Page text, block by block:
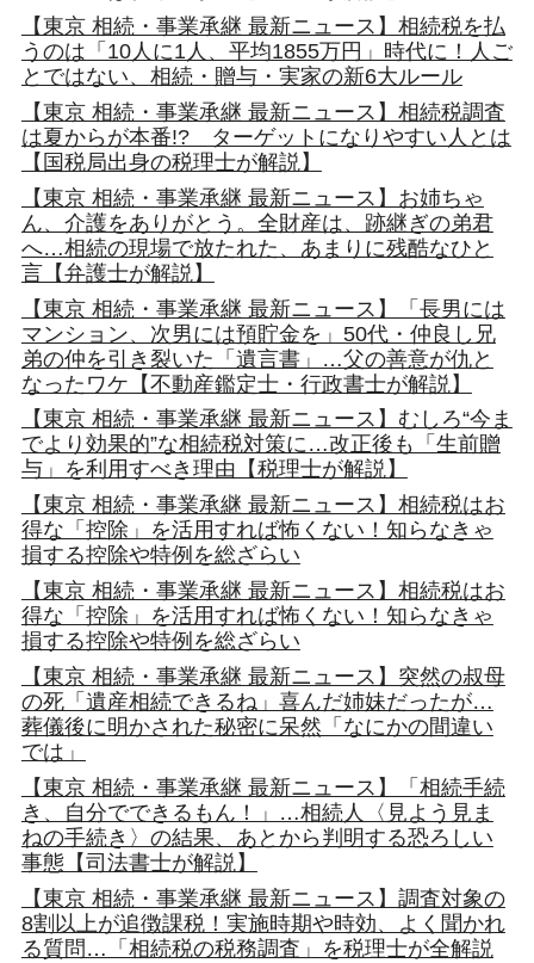
【東京 相続・事業承継 最新ニュース】相続税を払
うのは「10人に1人、平均1855万円」時代に！人ご
とではない、相続・贈与・実家の新6大ルール
【東京 相続・事業承継 最新ニュース】相続税調査
は夏からが本番!? ターゲットになりやすい人とは
【国税局出身の税理士が解説】
【東京 相続・事業承継 最新ニュース】お姉ちゃ
ん、介護をありがとう。全財産は、跡継ぎの弟君
へ…相続の現場で放たれた、あまりに残酷なひと
言【弁護士が解説】
【東京 相続・事業承継 最新ニュース】「長男には
マンション、次男には預貯金を」50代・仲良し兄
弟の仲を引き裂いた「遺言書」…父の善意が仇と
なったワケ【不動産鑑定士・行政書士が解説】
【東京 相続・事業承継 最新ニュース】むしろ“今ま
でより効果的”な相続税対策に…改正後も「生前贈
与」を利用すべき理由【税理士が解説】
【東京 相続・事業承継 最新ニュース】相続税はお
得な「控除」を活用すれば怖くない！知らなきゃ
損する控除や特例を総ざらい
【東京 相続・事業承継 最新ニュース】相続税はお
得な「控除」を活用すれば怖くない！知らなきゃ
損する控除や特例を総ざらい
【東京 相続・事業承継 最新ニュース】突然の叔母
の死「遺産相続できるね」喜んだ姉妹だったが…
葬儀後に明かされた秘密に呆然「なにかの間違い
では」
【東京 相続・事業承継 最新ニュース】「相続手続
き、自分でできるもん！」…相続人〈見よう見ま
ねの手続き〉の結果、あとから判明する恐ろしい
事態【司法書士が解説】
【東京 相続・事業承継 最新ニュース】調査対象の
8割以上が追徴課税！実施時期や時効、よく聞かれ
る質問…「相続税の税務調査」を税理士が全解説